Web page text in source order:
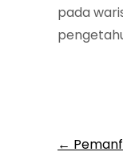
pada
Post
←